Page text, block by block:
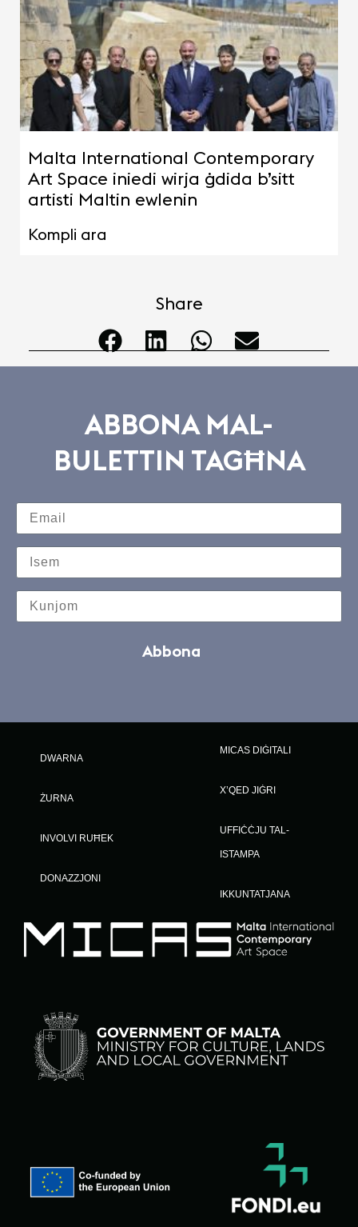
Malta International Contemporary
Art Space iniedi wirja ġdida b’sitt
artisti Maltin ewlenin
Kompli ara
Share
ABBONA MAL-
BULETTIN TAGĦNA
Abbona
DWARNA
ŻURNA
INVOLVI RUĦEK
DONAZZJONI
MICAS DIĠITALI
X’QED JIĠRI
UFFIĊĊJU TAL-
ISTAMPA
IKKUNTATJANA